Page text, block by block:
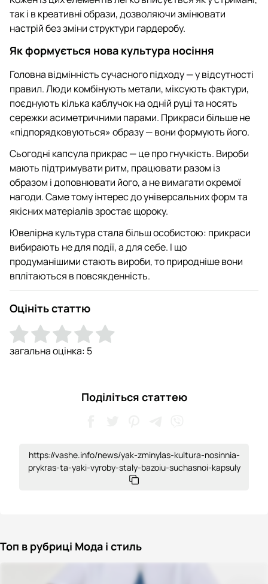
так і в креативні образи, дозволяючи змінювати
настрій без зміни структури гардеробу.
Як формується нова культура носіння
Головна відмінність сучасного підходу — у відсутності
правил. Люди комбінують метали, міксують фактури,
поєднують кілька каблучок на одній руці та носять
сережки асиметричними парами. Прикраси більше не
«підпорядковуються» образу — вони формують його.
Сьогодні капсула прикрас — це про гнучкість. Вироби
мають підтримувати ритм, працювати разом із
образом і доповнювати його, а не вимагати окремої
нагоди. Саме тому інтерес до універсальних форм та
якісних матеріалів зростає щороку.
Ювелірна культура стала більш особистою: прикраси
вибирають не для події, а для себе. І що
продуманішими стають вироби, то природніше вони
вплітаються в повсякденність.
Оцініть статтю
загальна оцінка: 5
Поділіться статтею
https://vashe.info/news/yak-zminylas-kultura-nosinnia-
prykras-ta-yaki-vyroby-staly-bazoiu-suchasnoi-kapsuly
Топ в рубриці Мода і стиль